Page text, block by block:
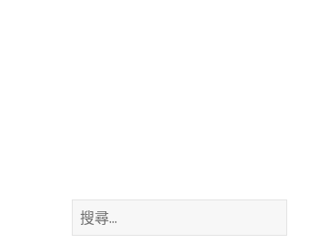
搜
尋